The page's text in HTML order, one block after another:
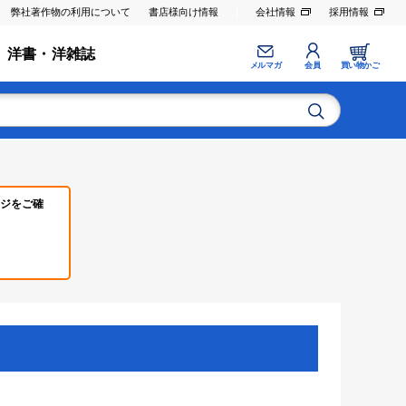
弊社著作物の利用について 書店様向け情報 会社情報 採用情報
洋書・洋雑誌
メルマガ 会員 買い物かご
をご確